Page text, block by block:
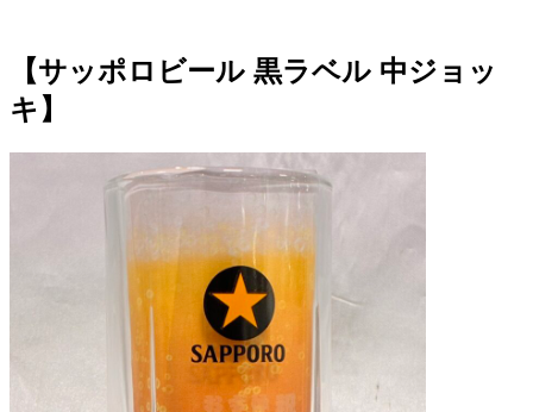
【サッポロビール 黒ラベル 中ジョッ
キ】